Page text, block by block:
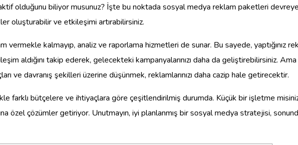
olduğunu biliyor musunuz? İşte bu noktada sosyal medya reklam paketleri
oluşturabilir ve etkileşimi artırabilirsiniz.
kalmayıp, analiz ve raporlama hizmetleri de sunar. Bu sayede, yaptığınız
aldığını takip ederek, gelecekteki kampanyalarınızı daha da geliştirebilirsiniz.
ve davranış şekilleri üzerine düşünmek, reklamlarınızı daha cazip hale getirecektir.
farklı bütçelere ve ihtiyaçlara göre çeşitlendirilmiş durumda. Küçük bir işletme
özel çözümler getiriyor. Unutmayın, iyi planlanmış bir sosyal medya stratejisi,